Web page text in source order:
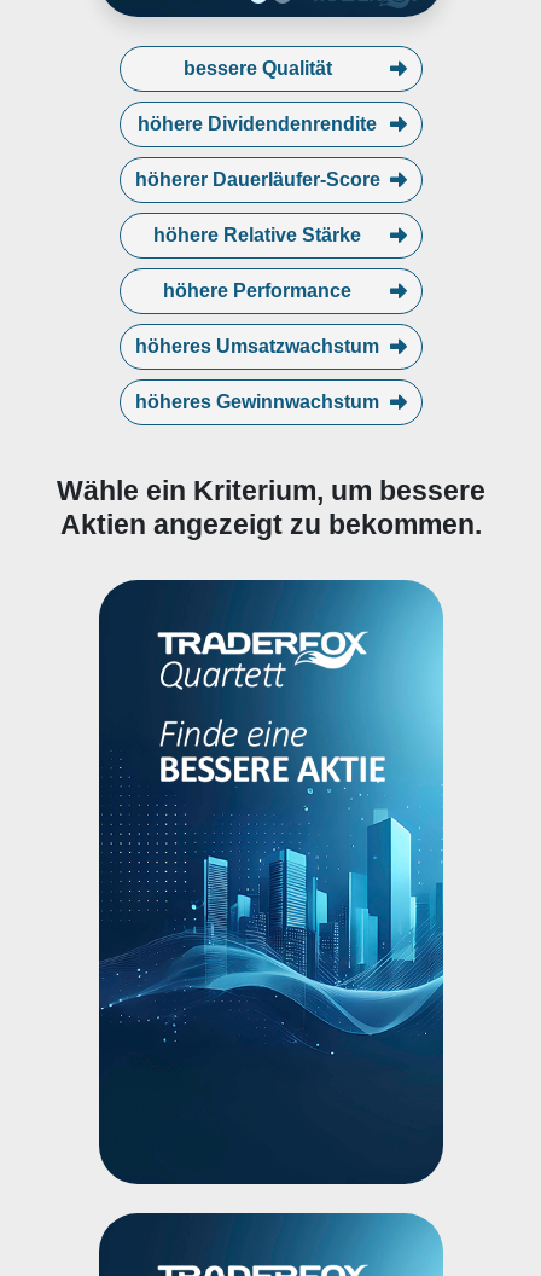
bessere Qualität
höhere Dividendenrendite
höherer Dauerläufer-Score
höhere Relative Stärke
höhere Performance
höheres Umsatzwachstum
höheres Gewinnwachstum
Wähle ein Kriterium, um bessere
Aktien angezeigt zu bekommen.